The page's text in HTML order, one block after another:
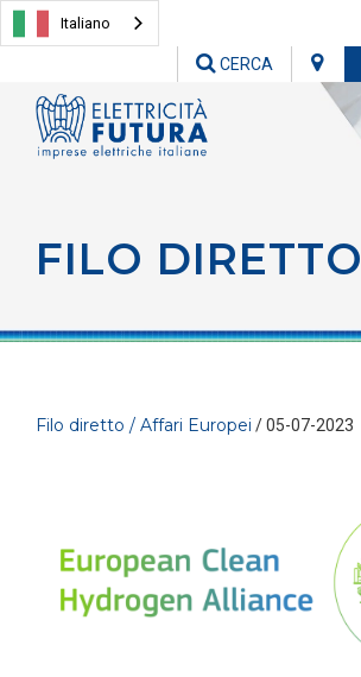
Italiano
CERCA
FILO DIRETTO
Filo diretto / Affari Europei / 05-07-2023